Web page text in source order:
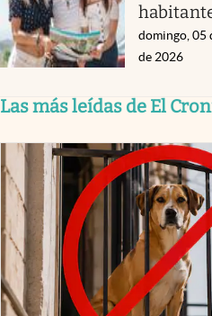
domingo, 05
de 2026
Las más leídas de El